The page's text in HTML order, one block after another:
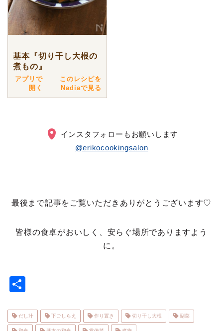
基本『切り干し大根の
煮もの』
アプリで
開く
このレシピを
Nadiaで見る
インスタフォローもお願いします
@erikocookingsalon
最後まで記事をご覧いただきありがとうございます♡
皆様の食卓がおいしく、安らぐ場所でありますよう
に。
だし汁 下ごしらえ 作り置き 切り干し大根 副菜